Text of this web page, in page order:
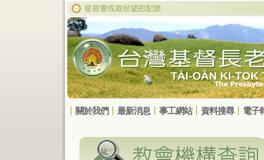
關於我們 最新消息 事工網站 資料搜尋 電子